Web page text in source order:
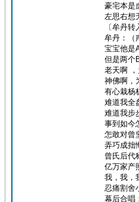
豪宅本是
左思右想
〔牟丹
牟丹：（
宝宝他是
但是两个
老天啊 ，
神佛啊，
有心栽杨
难道我全
难道我步
事到如今
怎敢对曾
弄巧成拙
曾氏后代
亿万家产
我，我，
忍痛割舍
幕后合唱